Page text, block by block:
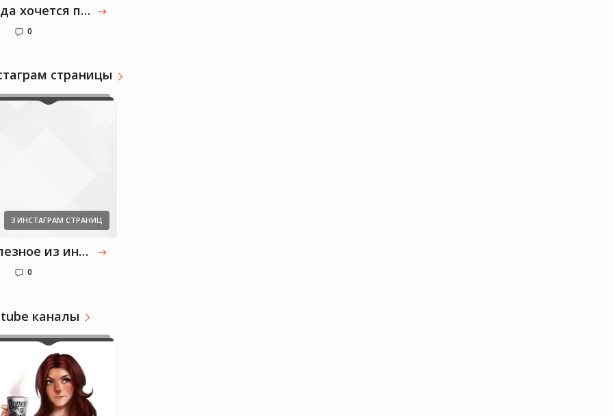
Когда хочется потупить в комп - я выбираю игры!
0
страницы
3 ИНСТАГРАМ СТРАНИЦ
Полезное из инсты
0
каналы
Valerya_ya
Медицина, литература